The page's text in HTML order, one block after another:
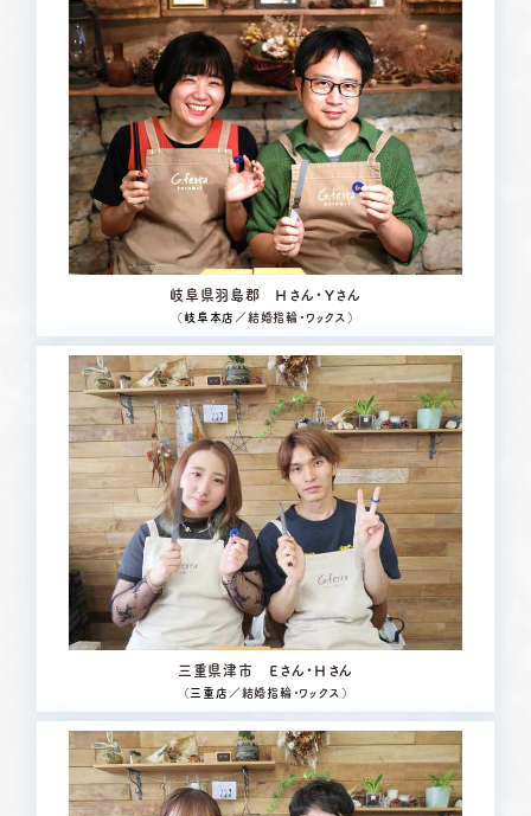
岐阜県羽島郡 Ｈさん・Ｙさん
（岐阜本店 ／結婚指輪・ワックス）
三重県津市 Ｅさん・Ｈさん
（三重店 ／結婚指輪・ワックス）